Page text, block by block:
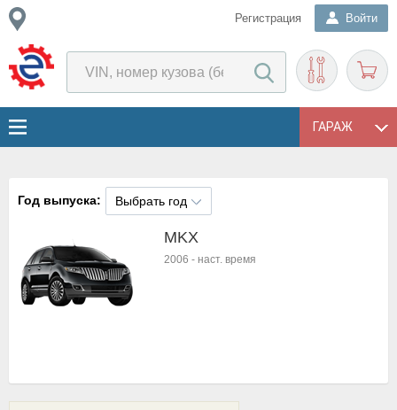
Регистрация Войти
ГАРАЖ
Год выпуска: Выбрать год
MKX
2006 - наст. время